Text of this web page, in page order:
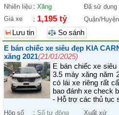
Nhiên liệu : Xăng Đã sử dụng
Giá xe
: 1,195 tỷ Quận/Huyện
Lưu tin
So sánh
E bán chiếc xe siêu đẹp KIA
xăng 2021(21/01/2025)
E bán chiếc xe siêu
3.5 máy xăng năm
có lái xe riêng rất
bao đánh xe check
- Hỗ trợ các thủ tục
Hộp số : Số tự động Xuất xứ